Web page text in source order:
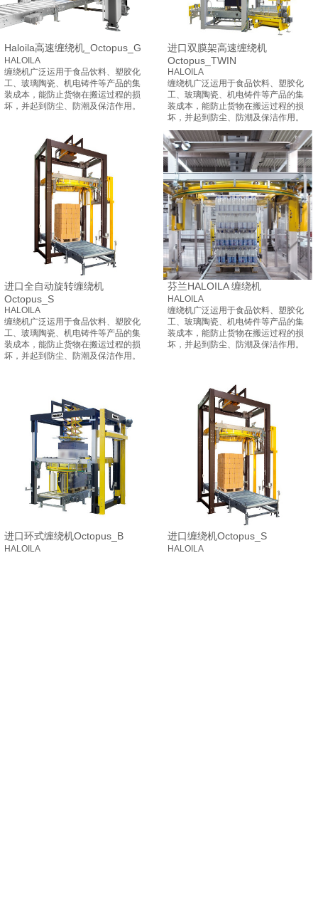
Haloila高速缠绕机_Octopus_G
HALOILA
缠绕机广泛运用于食品饮料、塑胶化
工、玻璃陶瓷、机电铸件等产品的集
装成本，能防止货物在搬运过程的损
坏，并起到防尘、防潮及保洁作用。
进口双膜架高速缠绕机
Octopus_TWIN
HALOILA
缠绕机广泛运用于食品饮料、塑胶化
工、玻璃陶瓷、机电铸件等产品的集
装成本，能防止货物在搬运过程的损
坏，并起到防尘、防潮及保洁作用。
进口全自动旋转缠绕机
Octopus_S
HALOILA
缠绕机广泛运用于食品饮料、塑胶化
工、玻璃陶瓷、机电铸件等产品的集
装成本，能防止货物在搬运过程的损
坏，并起到防尘、防潮及保洁作用。
芬兰HALOILA 缠绕机
HALOILA
缠绕机广泛运用于食品饮料、塑胶化
工、玻璃陶瓷、机电铸件等产品的集
装成本，能防止货物在搬运过程的损
坏，并起到防尘、防潮及保洁作用。
进口环式缠绕机Octopus_B
HALOILA
进口缠绕机Octopus_S
HALOILA